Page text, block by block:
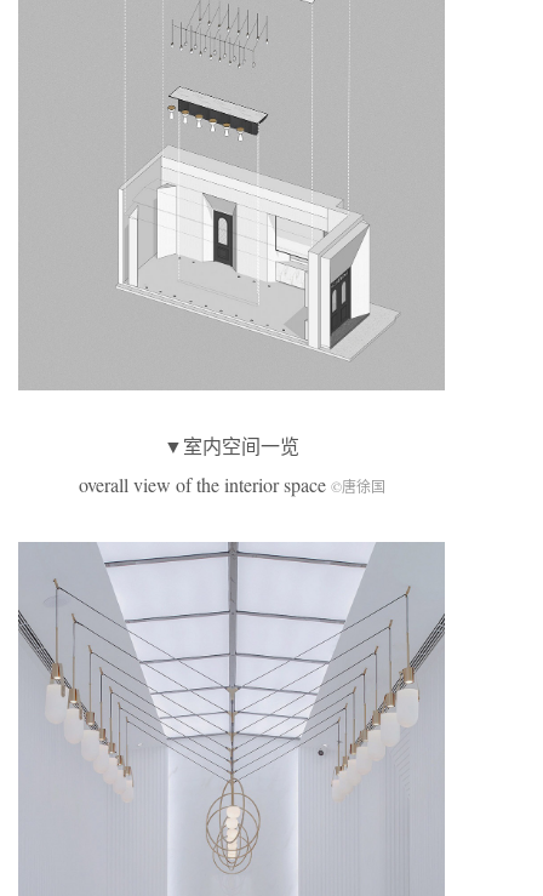
▼室内空间一览
overall view of the interior space ©唐徐国